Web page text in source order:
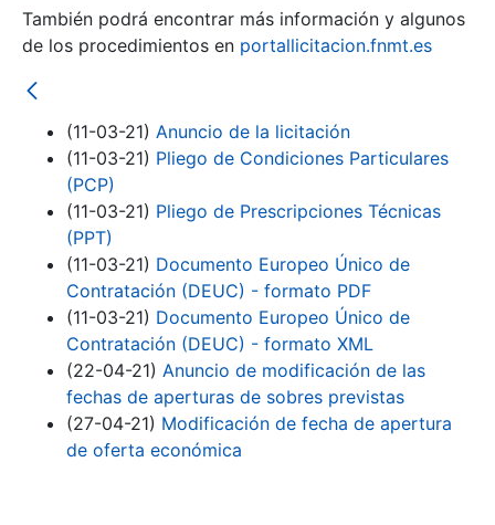
Erakutsi/Ezkutatu
También podrá encontrar más información y algunos
de los procedimientos en portallicitacion.fnmt.es
(11-03-21) Anuncio de la licitación
(11-03-21) Pliego de Condiciones Particulares
(PCP)
(11-03-21) Pliego de Prescripciones Técnicas
(PPT)
(11-03-21) Documento Europeo Único de
Contratación (DEUC) - formato PDF
(11-03-21) Documento Europeo Único de
Contratación (DEUC) - formato XML
(22-04-21) Anuncio de modificación de las
fechas de aperturas de sobres previstas
(27-04-21) Modificación de fecha de apertura
de oferta económica